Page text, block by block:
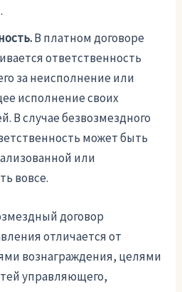
В платном договоре
ответственность
за неисполнение или
исполнение своих
В случае безвозмездного
может быть
или
вовсе.
договор
отличается от
вознаграждения, целями
управляющего,